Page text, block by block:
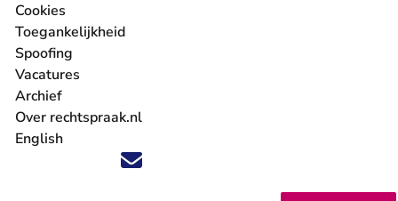
Volg ons op X (Twitter) - U verlaat Rechtspraak.nl
Volg ons op Facebook - U verlaat Rechtspraak.nl
Volg ons op Instagram - U verlaat Rechtspraak.nl
Volg ons op Youtube - U verlaat Rechtspraak.nl
Volg ons op LinkedIn - U verlaat
'Blijf op de hoogte' nieuwsbrief - U verlaat
Cookies
Toegankelijkheid
Spoofing
Vacatures
- U verlaat Rechtspraak.nl
Archief
Over rechtspraak.nl
English